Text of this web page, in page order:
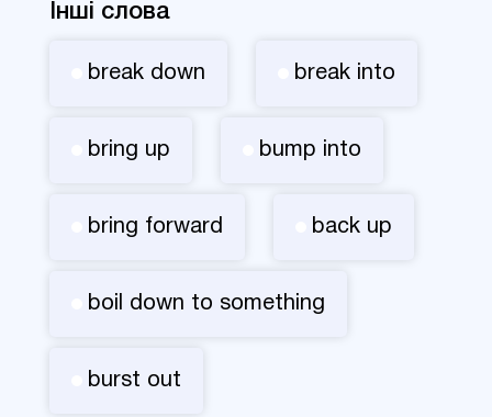
Інші слова
break down break into
bring up bump into
bring forward back up
boil down to something
burst out